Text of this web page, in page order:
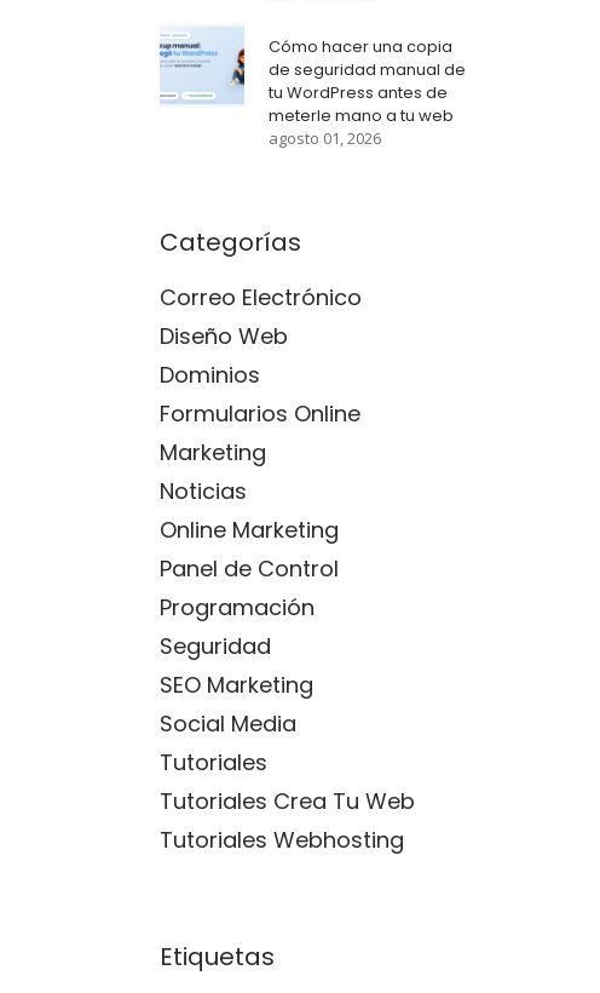
Cómo hacer una copia
de seguridad manual de
tu WordPress antes de
meterle mano a tu web
agosto 01, 2026
Categorías
Correo Electrónico
Diseño Web
Dominios
Formularios Online
Marketing
Noticias
Online Marketing
Panel de Control
Programación
Seguridad
SEO Marketing
Social Media
Tutoriales
Tutoriales Crea Tu Web
Tutoriales Webhosting
Etiquetas